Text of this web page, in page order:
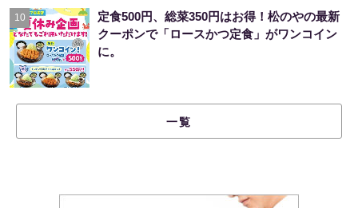
10
定食500円、総菜350円はお得！松のやの最新
クーポンで「ロースかつ定食」がワンコイン
に。
一覧